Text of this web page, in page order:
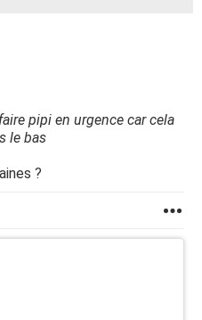
pipi en urgence car cela
le bas
?